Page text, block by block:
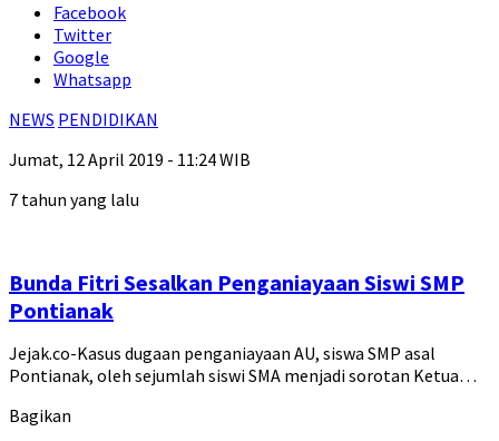
Facebook
Twitter
Google
Whatsapp
NEWS PENDIDIKAN
Jumat, 12 April 2019 - 11:24 WIB
7 tahun yang lalu
Bunda Fitri Sesalkan Penganiayaan Siswi SMP
Pontianak
Jejak.co-Kasus dugaan penganiayaan AU, siswa SMP asal
Pontianak, oleh sejumlah siswi SMA menjadi sorotan Ketua…
Bagikan